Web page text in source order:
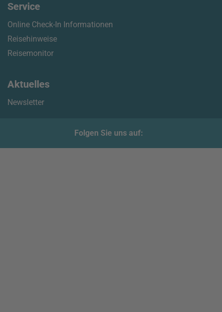
Service
Online Check-In Informationen
Reisehinweise
Reisemonitor
Aktuelles
Newsletter
Folgen Sie uns auf: